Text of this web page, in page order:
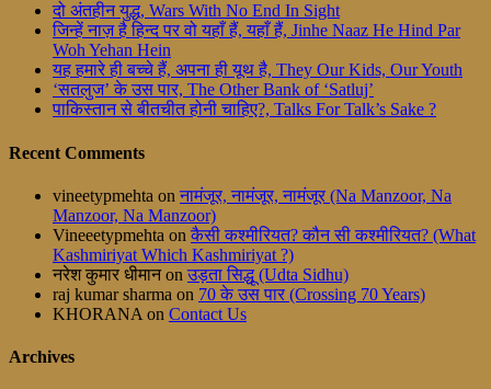
दो अंतहीन युद्ध, Wars With No End In Sight
जिन्हें नाज़ है हिन्द पर वो यहाँ हैं, यहाँ हैं, Jinhe Naaz He Hind Par
Woh Yehan Hein
यह हमारे ही बच्चे हैं, अपना ही यूथ है, They Our Kids, Our Youth
‘सतलुज’ के उस पार, The Other Bank of ‘Satluj’
पाकिस्तान से बीतचीत होनी चाहिए?, Talks For Talk’s Sake ?
Recent Comments
vineetypmehta on नामंजूर, नामंजूर, नामंजूर (Na Manzoor, Na
Manzoor, Na Manzoor)
Vineeetypmehta on कैसी कश्मीरियत? कौन सी कश्मीरियत? (What
Kashmiriyat Which Kashmiriyat ?)
नरेश कुमार धीमानon उड़ता सिद्धू (Udta Sidhu)
raj kumar sharma on 70 के उस पार (Crossing 70 Years)
KHORANA on Contact Us
Archives